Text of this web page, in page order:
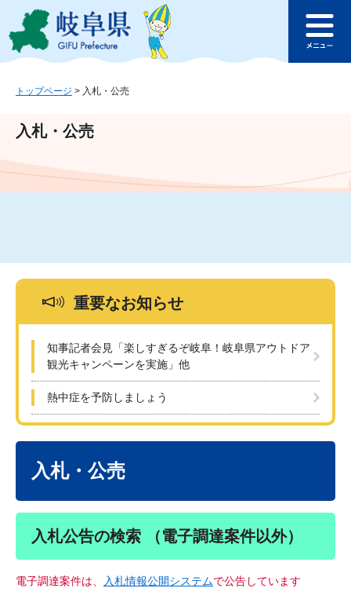
ジ
ュ
文
このページの本文へ
ュ
トップページ > 入札・公売
入札・公売
重要なお知らせ
知事記者会見「楽しすぎるぞ岐阜！岐阜県アウトドア
観光キャンペーンを実施」他
熱中症を予防しましょう
入札・公売
入札公告の検索 （電子調達案件以外）
電子調達案件は、 入札情報公開システムで公告しています